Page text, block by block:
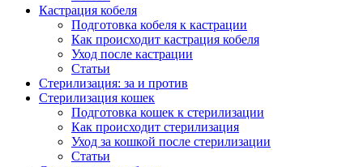
Кастрация кобеля
Подготовка кобеля к кастрации
Как происходит кастрация кобеля
Уход после кастрации
Статьи
Стерилизация: за и против
Стерилизация кошек
Подготовка кошек к стерилизации
Как происходит стерилизация
Уход за кошкой после стерилизации
Статьи